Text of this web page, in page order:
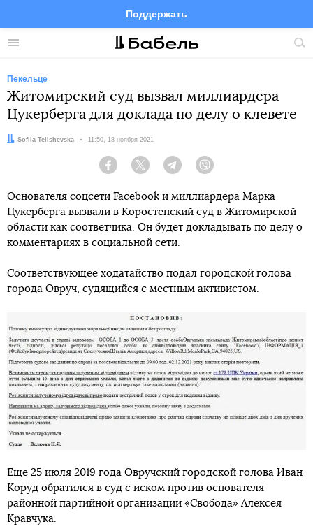
Меню
Поддержать
FacebookTelegramTwitter
Пекельце
Житомирский суд вызвал миллиардера
Цукерберга для доклада по делу о клевете
Автор:
Sofiia Telishevska Дата:
11:50, 18 ноября 2021
Facebook Twitter Telegram
Основателя соцсети Facebook и миллиардера Марка
Цукерберга вызвали в Коростенский суд в Житомирской
области как соответчика. Он будет докладывать по делу о
комментариях в социальной сети.
Соответствующее ходатайство подал городской голова
города Овруч, судящийся с местным активистом.
Еще 25 июля 2019 года Овручский городской голова Иван
Коруд обратился в суд с иском против основателя
районной партийной организации «Свобода» Алексея
Кравчука.